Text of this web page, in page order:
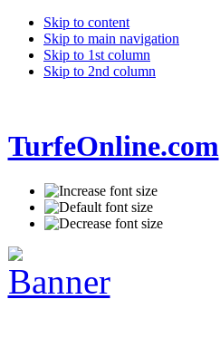
Skip to content
Skip to main navigation
Skip to 1st column
Skip to 2nd column
TurfeOnline.com